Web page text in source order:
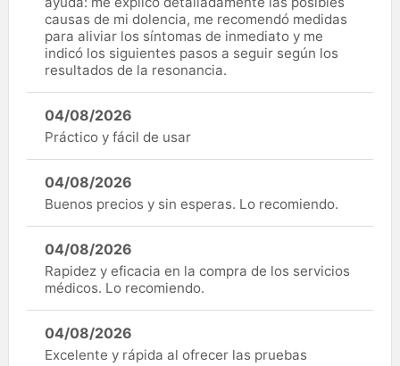
causas de mi dolencia, me recomendó medidas
para aliviar los síntomas de inmediato y me
indicó los siguientes pasos a seguir según los
resultados de la resonancia.
04/08/2026
Práctico y fácil de usar
04/08/2026
Buenos precios y sin esperas. Lo recomiendo.
04/08/2026
Rapidez y eficacia en la compra de los servicios
médicos. Lo recomiendo.
04/08/2026
Excelente y rápida al ofrecer las pruebas